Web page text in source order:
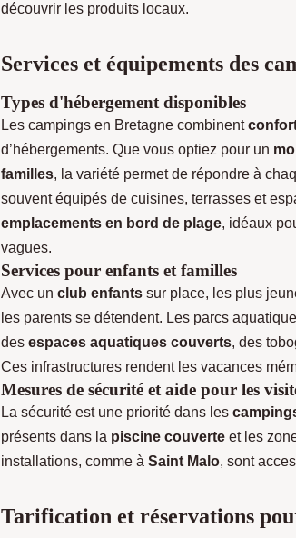
découvrir les produits locaux.
Services et équipements des
Types d'hébergement disponibles
Les campings en Bretagne combinent
d’hébergements. Que vous optiez pour un
familles, la variété permet de répondre à
souvent équipés de cuisines, terrasses et
emplacements en bord de plage, idéaux
vagues.
Services pour enfants et familles
Avec un club enfants sur place, les plus
les parents se détendent. Les parcs
des espaces aquatiques couverts, des
Ces infrastructures rendent les vacances
Mesures de sécurité et aide pour les
La sécurité est une priorité dans les
présents dans la piscine couverte et les
installations, comme à Saint Malo, sont
Tarification et réservations